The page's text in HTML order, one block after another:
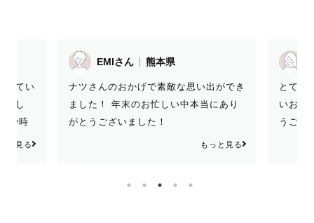
ってい
まし
や時
もあり
と見る
EMIさん 熊本県
ナツさんのおかげで素敵な思い出ができ
ました！ 年末のお忙しい中本当にあり
がとうございました！
もっと見る
とても
いお写
うござ